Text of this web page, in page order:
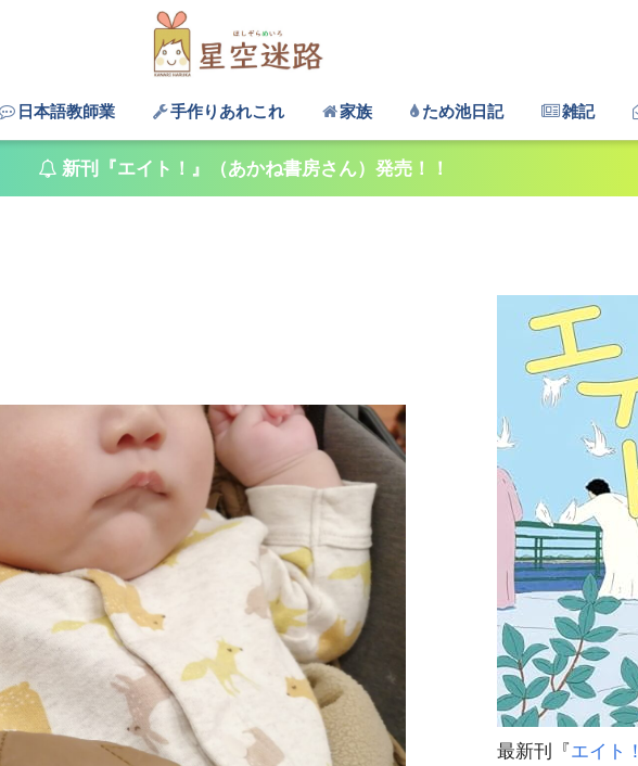
日本語教師業 手作りあれこれ 家族 ため池日記 雑記
新刊『エイト！』（あかね書房さん）発売！！
最新刊『エイト！